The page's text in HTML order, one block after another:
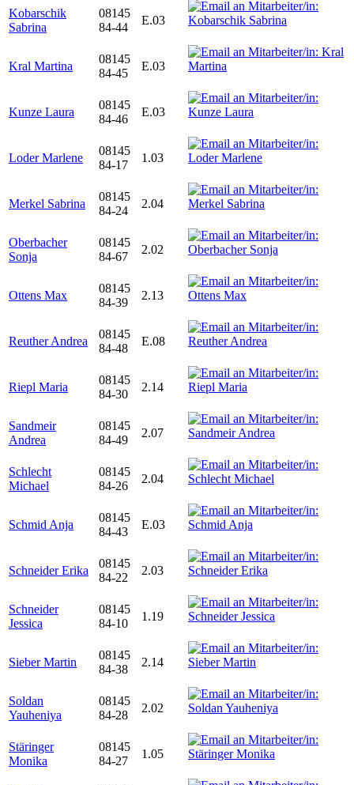
Kobarschik
Sabrina
08145
84-44
E.03
Kral Martina
08145
84-45
E.03
Kunze Laura
08145
84-46
E.03
Loder Marlene
08145
84-17
1.03
Merkel Sabrina
08145
84-24
2.04
Oberbacher
Sonja
08145
84-67
2.02
Ottens Max
08145
84-39
2.13
Reuther Andrea
08145
84-48
E.08
Riepl Maria
08145
84-30
2.14
Sandmeir
Andrea
08145
84-49
2.07
Schlecht
Michael
08145
84-26
2.04
Schmid Anja
08145
84-43
E.03
Schneider Erika
08145
84-22
2.03
Schneider
Jessica
08145
84-10
1.19
Sieber Martin
08145
84-38
2.14
Soldan
Yauheniya
08145
84-28
2.02
Stäringer
Monika
08145
84-27
1.05